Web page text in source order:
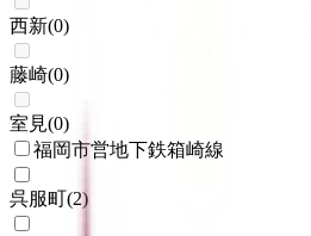
西新(0)
藤崎(0)
室見(0)
福岡市営地下鉄箱崎線
呉服町(2)